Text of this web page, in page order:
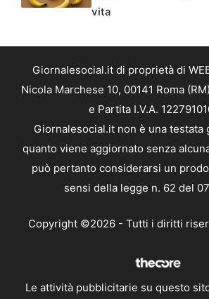
vita
Giornalesocial.it di proprietà di
Nicola Marchese 10, 00141 Roma
e Partita I.V.A.
Giornalesocial.it non è una testata
quanto viene aggiornato senza
può pertanto considerarsi un
sensi della legge n. 62 del
Copyright ©2026 - Tutti i diritti
Le attività pubblicitarie su questo